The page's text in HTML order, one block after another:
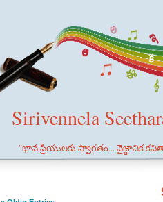
Sirivennela
"భావ ప్రియులకు స్వాగతం... వైజ్ఞానిక